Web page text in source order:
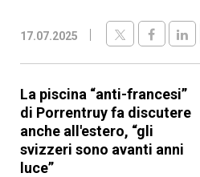
17.07.2025
La piscina “anti-francesi”
di Porrentruy fa discutere
anche all'estero, “gli
svizzeri sono avanti anni
luce”